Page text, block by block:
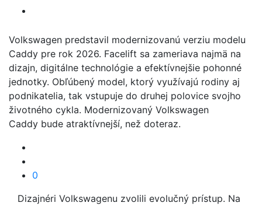
Volkswagen predstavil modernizovanú verziu modelu
Caddy pre rok 2026. Facelift sa zameriava najmä na
dizajn, digitálne technológie a efektívnejšie pohonné
jednotky. Obľúbený model, ktorý využívajú rodiny aj
podnikatelia, tak vstupuje do druhej polovice svojho
životného cykla. Modernizovaný Volkswagen
Caddy bude atraktívnejší, než doteraz.
0
Dizajnéri Volkswagenu zvolili evolučný prístup. Na